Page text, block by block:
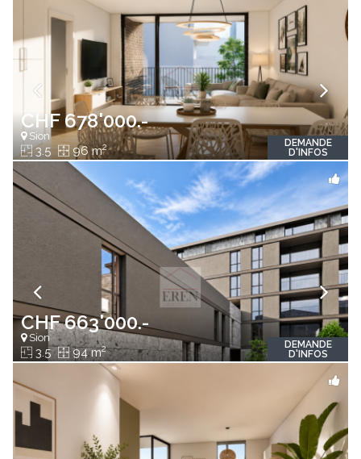
CHF 678'000.-
Sion
3.5 96 m2
DEMANDE
D'INFOS
CHF 663'000.-
Sion
3.5 94 m2
DEMANDE
D'INFOS